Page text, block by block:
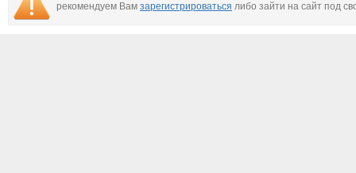
рекомендуем Вам зарегистрироваться либо зайти на сайт под